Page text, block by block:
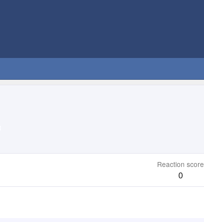
Reaction score
0